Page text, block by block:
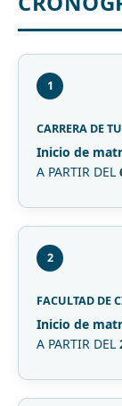
1
CARRERA DE
Inicio de
A PARTIR DEL
2
FACULTAD DE
Inicio de
A PARTIR DEL